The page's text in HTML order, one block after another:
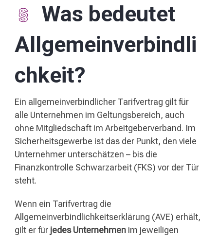
Was bedeutet
Allgemeinverbindli
chkeit?
Ein allgemeinverbindlicher Tarifvertrag gilt für
alle Unternehmen im Geltungsbereich, auch
ohne Mitgliedschaft im Arbeitgeberverband. Im
Sicherheitsgewerbe ist das der Punkt, den viele
Unternehmer unterschätzen – bis die
Finanzkontrolle Schwarzarbeit (FKS) vor der Tür
steht.
Wenn ein Tarifvertrag die
Allgemeinverbindlichkeitserklärung (AVE) erhält,
gilt er für jedes Unternehmen im jeweiligen